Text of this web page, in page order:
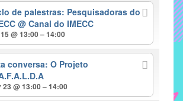
de palestras: Pesquisadoras do
@ Canal do IMECC
@ 13:00 – 14:00
conversa: O Projeto
23 @ 13:00 – 14:00